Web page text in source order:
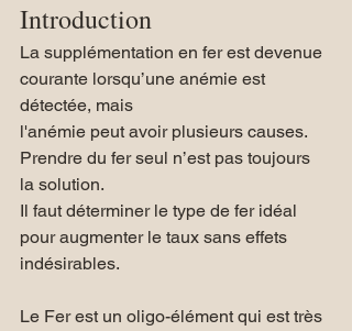
Introduction
La supplémentation en fer est devenue
courante lorsqu’une anémie est
détectée, mais
l'anémie peut avoir plusieurs causes.
Prendre du fer seul n’est pas toujours
la solution.
Il faut déterminer le type de fer idéal
pour augmenter le taux sans effets
indésirables.
Le Fer est un oligo-élément qui est très